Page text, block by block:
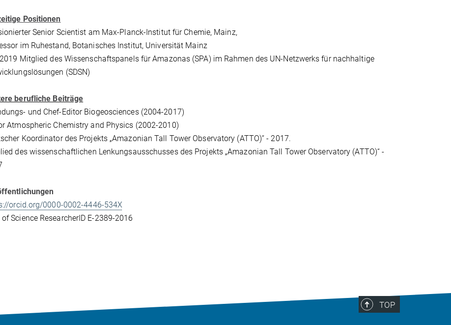
Positionen
Senior Scientist am Max-Planck-Institut für Chemie, Mainz,
im Ruhestand, Botanisches Institut, Universität Mainz
Mitglied des Wissenschaftspanels für Amazonas (SPA) im Rahmen des UN-Netzwerks für nachhaltige
(SDSN)
berufliche Beiträge
und Chef-Editor Biogeosciences (2004-2017)
Atmospheric Chemistry and Physics (2002-2010)
Koordinator des Projekts „Amazonian Tall Tower Observatory (ATTO)“ - 2017.
des wissenschaftlichen Lenkungsausschusses des Projekts „Amazonian Tall Tower Observatory (ATTO)“ -
orcid.org/0000-0002-4446-534X
of Science ResearcherID E-2389-2016
TOP